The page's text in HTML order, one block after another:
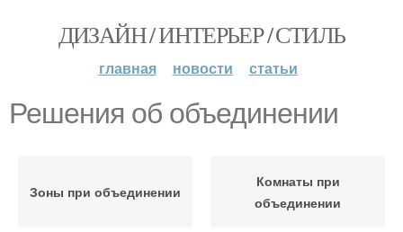
ДИЗАЙН / ИНТЕРЬЕР / СТИЛЬ
главная новости статьи
Решения об объединении
Зоны при объединении
Комнаты при
объединении